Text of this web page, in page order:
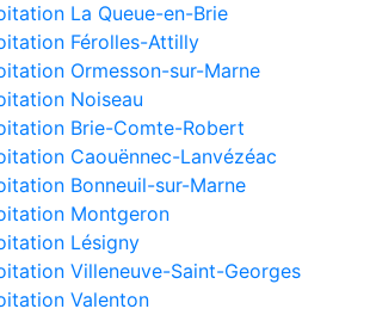
La Queue-en-Brie
Férolles-Attilly
Ormesson-sur-Marne
Noiseau
Brie-Comte-Robert
Caouënnec-Lanvézéac
Bonneuil-sur-Marne
Montgeron
Lésigny
Villeneuve-Saint-Georges
Valenton